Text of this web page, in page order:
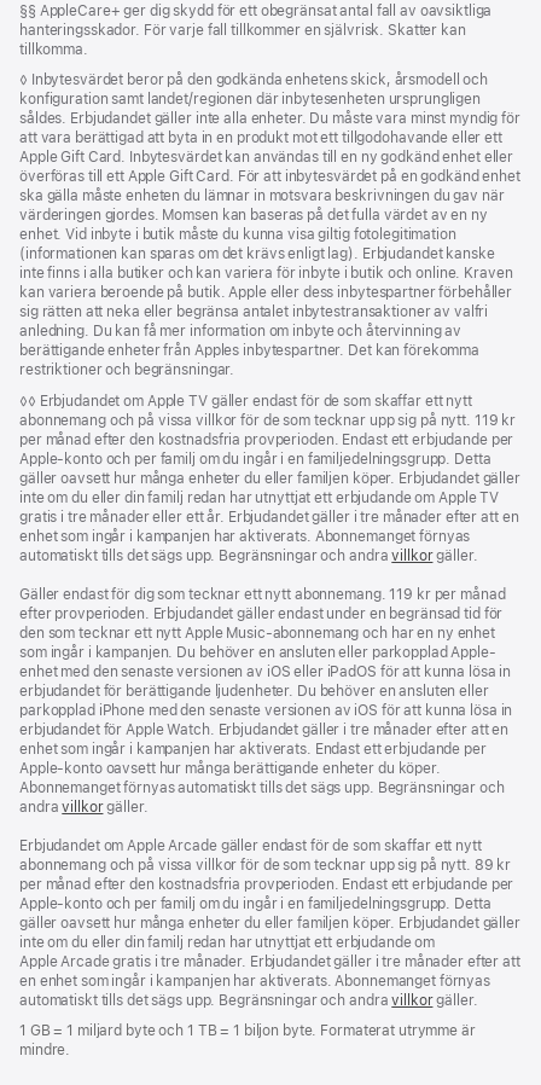
ett
nytt
fönster)
Fotnot
§§ AppleCare+ ger dig skydd för ett obegränsat antal fall av oavsiktliga
hanteringsskador. För varje fall tillkommer en självrisk. Skatter kan
tillkomma.
Fotnot
◊ Inbytesvärdet beror på den godkända enhetens skick, årsmodell och
konfiguration samt landet/regionen där inbytesenheten ursprungligen
såldes. Erbjudandet gäller inte alla enheter. Du måste vara minst myndig för
att vara berättigad att byta in en produkt mot ett tillgodohavande eller ett
Apple Gift Card. Inbytesvärdet kan användas till en ny godkänd enhet eller
överföras till ett Apple Gift Card. För att inbytesvärdet på en godkänd enhet
ska gälla måste enheten du lämnar in motsvara beskrivningen du gav när
värderingen gjordes. Momsen kan baseras på det fulla värdet av en ny
enhet. Vid inbyte i butik måste du kunna visa giltig fotolegitimation
(informationen kan sparas om det krävs enligt lag). Erbjudandet kanske
inte finns i alla butiker och kan variera för inbyte i butik och online. Kraven
kan variera beroende på butik. Apple eller dess inbytespartner förbehåller
sig rätten att neka eller begränsa antalet inbytes­transaktioner av valfri
anledning. Du kan få mer information om inbyte och återvinning av
berättigande enheter från Apples inbytespartner. Det kan förekomma
restriktioner och begränsningar.
Fotnot
◊◊ Erbjudandet om Apple TV gäller endast för de som skaffar ett nytt
abonnemang och på vissa villkor för de som tecknar upp sig på nytt. 119 kr
per månad efter den kostnadsfria provperioden. Endast ett erbjudande per
Apple-konto och per familj om du ingår i en familjedelningsgrupp. Detta
gäller oavsett hur många enheter du eller familjen köper. Erbjudandet gäller
inte om du eller din familj redan har utnyttjat ett erbjudande om Apple TV
gratis i tre månader eller ett år. Erbjudandet gäller i tre månader efter att en
enhet som ingår i kampanjen har aktiverats. Abonnemanget förnyas
automatiskt tills det sägs upp. Begränsningar och andravillkorgäller.
Gäller endast för dig som tecknar ett nytt abonnemang. 119 kr per månad
efter provperioden. Erbjudandet gäller endast under en begränsad tid för
den som tecknar ett nytt Apple Music-abonnemang och har en ny enhet
som ingår i kampanjen. Du behöver en ansluten eller parkopplad Apple-
enhet med den senaste versionen av iOS eller iPadOS för att kunna lösa in
erbjudandet för berättigande ljudenheter. Du behöver en ansluten eller
parkopplad iPhone med den senaste versionen av iOS för att kunna lösa in
erbjudandet för Apple Watch. Erbjudandet gäller i tre månader efter att en
enhet som ingår i kampanjen har aktiverats. Endast ett erbjudande per
Apple‑konto oavsett hur många berättigande enheter du köper.
Abonnemanget förnyas automatiskt tills det sägs upp. Begränsningar och
andravillkorgäller.
Erbjudandet om Apple Arcade gäller endast för de som skaffar ett nytt
abonnemang och på vissa villkor för de som tecknar upp sig på nytt. 89 kr
per månad efter den kostnadsfria provperioden. Endast ett erbjudande per
Apple‑konto och per familj om du ingår i en familjedelningsgrupp. Detta
gäller oavsett hur många enheter du eller familjen köper. Erbjudandet gäller
inte om du eller din familj redan har utnyttjat ett erbjudande om
Apple Arcade gratis i tre månader. Erbjudandet gäller i tre månader efter att
en enhet som ingår i kampanjen har aktiverats. Abonnemanget förnyas
automatiskt tills det sägs upp. Begränsningar och andravillkorgäller.
1 GB = 1 miljard byte och 1 TB = 1 biljon byte. Formaterat utrymme är
mindre.